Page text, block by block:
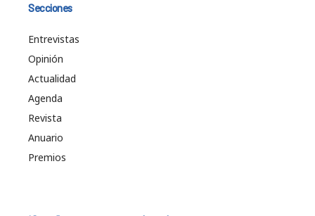
Secciones
Entrevistas
Opinión
Actualidad
Agenda
Revista
Anuario
Premios